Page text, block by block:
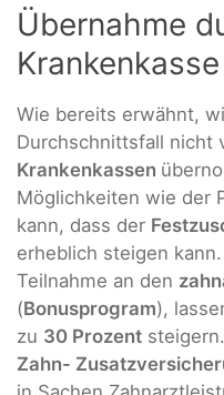
Übernahme
Krankenkasse
Wie bereits erwähnt,
Durchschnittsfall nicht
Krankenkassen
Möglichkeiten wie der
kann, dass der
erheblich steigen
Teilnahme an den
(Bonusprogram),
zu 30 Prozent
Zahn-